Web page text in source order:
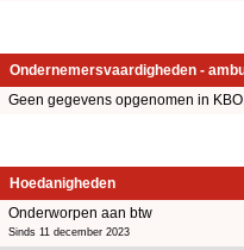
Ondernemersvaardigheden -
Geen gegevens opgenomen in
Hoedanigheden
Onderworpen aan btw
Sinds 11 december 2023